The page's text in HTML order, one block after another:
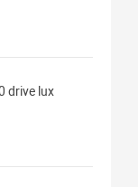
drive lux